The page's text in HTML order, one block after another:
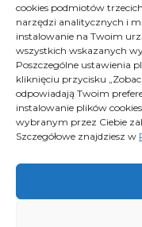
cookies podmiotów
narzędzi analitycznych i
instalowanie na Twoim
wszystkich wskazanych
Poszczególne ustawienia
kliknięciu przycisku
odpowiadają Twoim
instalowanie plików
wybranym przez Ciebie
Szczegółowe znajdziesz w
Proximus -